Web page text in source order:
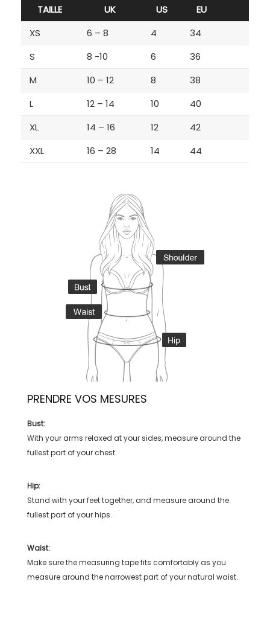
TAILLE UK US
EU
XS
6 – 8 4
34
S
8 -10 6
36
M
10 – 12 8
38
L
12 – 14 10
40
XL
14 – 16 12
42
XXL
16 – 28 14 44
PRENDRE VOS MESURES
Bust:
With your arms relaxed at your sides, measure around the
fullest part of your chest.
Hip:
Stand with your feet together, and measure around the
fullest part of your hips.
Waist:
Make sure the measuring tape fits comfortably as you
measure around the narrowest part of your natural waist.